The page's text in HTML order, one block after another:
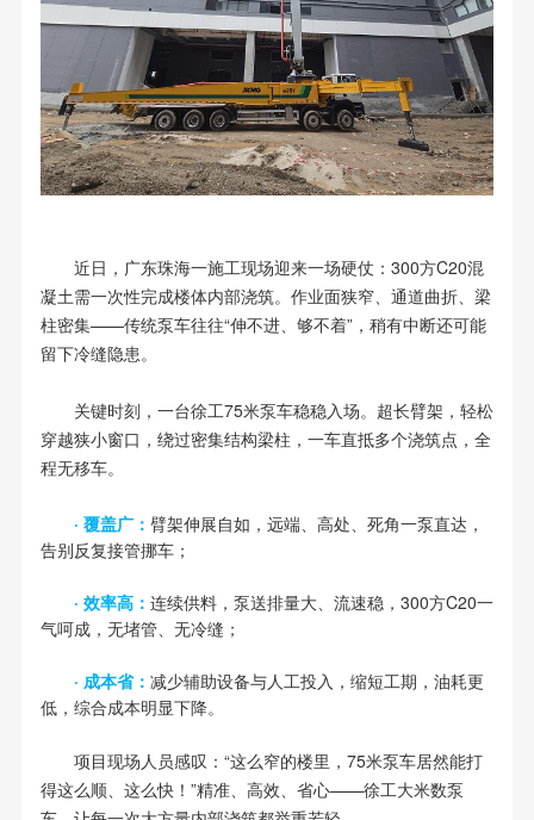
近日，广东珠海一施工现场迎来一场硬仗：300方C20混
凝土需一次性完成楼体内部浇筑。作业面狭窄、通道曲折、梁
柱密集——传统泵车往往“伸不进、够不着”，稍有中断还可能
留下冷缝隐患。
关键时刻，一台徐工75米泵车稳稳入场。超长臂架，轻松
穿越狭小窗口，绕过密集结构梁柱，一车直抵多个浇筑点，全
程无移车。
· 覆盖广： 臂架伸展自如，远端、高处、死角一泵直达，
告别反复接管挪车；
· 效率高： 连续供料，泵送排量大、流速稳，300方C20一
气呵成，无堵管、无冷缝；
· 成本省： 减少辅助设备与人工投入，缩短工期，油耗更
低，综合成本明显下降。
项目现场人员感叹：“这么窄的楼里，75米泵车居然能打
得这么顺、这么快！”精准、高效、省心——徐工大米数泵